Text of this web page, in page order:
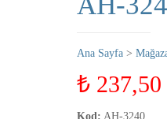
Ana Sayfa >
₺ 237,50
Kod: AH-3240